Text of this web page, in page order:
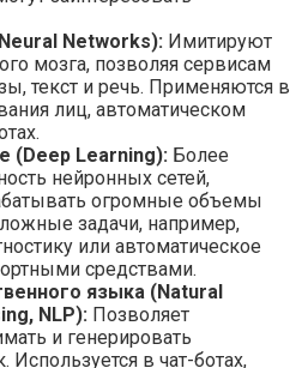
Networks): Имитируют
мозга, позволяя сервисам
текст и речь. Применяются в
лиц, автоматическом
(Deep Learning): Более
нейронных сетей,
огромные объемы
задачи, например,
или автоматическое
средствами.
языка (Natural
NLP): Позволяет
и генерировать
Используется в чат-ботах,